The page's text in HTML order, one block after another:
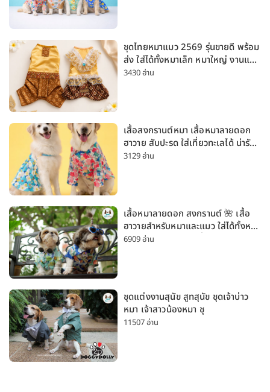
ชุดไทยหมาแมว 2569 รุ่นขายดี พร้อม
ส่ง ใส่ได้ทั้งหมาเล็ก หมาใหญ่ งานแต่ง
สงกรานต์ ลอยกระทง
3430 อ่าน
เสื้อสงกรานต์หมา เสื้อหมาลายดอก
ฮาวาย สับปะรด ใส่เที่ยวทะเลได้ น่ารัก
ใส่ได้ทั้งหมาเล็กและหมาใหญ่
3129 อ่าน
เสื้อหมาลายดอก สงกรานต์ 🌺 เสื้อ
ฮาวายสำหรับหมาและแมว ใส่ได้ทั้งหมา
เล็กและหมาใหญ่ ใส่เที่ยวทะเลน่ารัก
6909 อ่าน
ชุดแต่งงานสุนัข สูทสุนัข ชุดเจ้าบ่าว
หมา เจ้าสาวน้องหมา ชุ
11507 อ่าน